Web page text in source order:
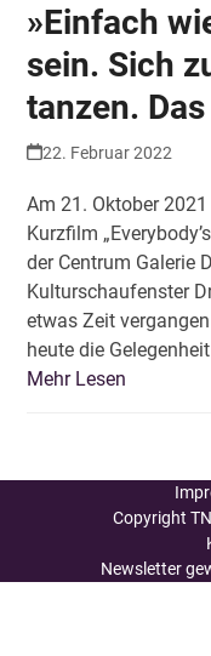
»Einfach
sein. Sich
tanzen.
22. Februar 2022
Am 21. Oktober
Kurzfilm
der Centrum Galerie
Kulturschaufenster
etwas Zeit
heute die
Mehr Lesen
Copyright
Newsletter